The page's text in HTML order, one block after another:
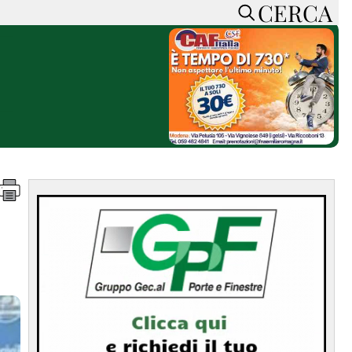
CERCA
ACCEDI o REGISTRATI
CONTATTI
SOSTIENI LA PRESSA
CONOSCI LA PRESSA
COOKIE POLICY
PRIVACY POLICY
FEED RSS
MAPPA DEL SITO
NORMATIVE
DEONTOLOGICHE
CERCA